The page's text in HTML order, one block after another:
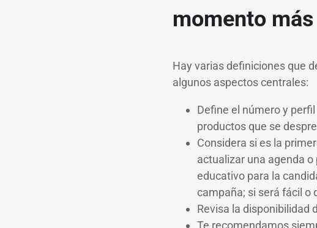
momento
Hay varias definiciones que
algunos aspectos centrales:
Define el número y
productos que se
Considera si es la
actualizar una agenda
educativo para la
campaña; si será fácil o
Revisa la disponibilidad